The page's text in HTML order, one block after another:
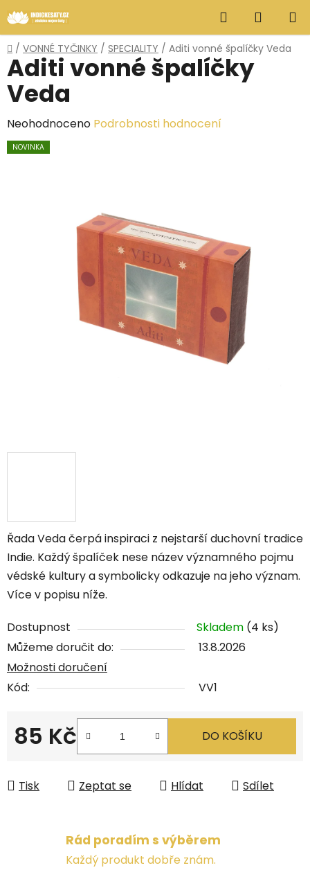
na
obsah
Hledat
KOŠÍK
Domů
/ VONNÉ TYČINKY / SPECIALITY / Aditi vonné špalíčky Veda
Řada Veda čerpá inspiraci z nejstarší duchovní tradice
Indie. Každý špalíček nese název významného pojmu
védské kultury a symbolicky odkazuje na jeho význam.
Více v popisu níže.
Dostupnost Skladem (4 ks)
Můžeme doručit do:
13.8.2026
Možnosti doručení
Kód:
VV1
85 Kč
Měrná cena:
DO KOŠÍKU
Tisk Zeptat se Hlídat Sdílet
Aditi vonné špalíčky
Veda
Průměrné
hodnocení
Neohodnoceno Podrobnosti hodnocení
NOVINKA
Rád poradím s výběrem
Každý produkt dobře znám.